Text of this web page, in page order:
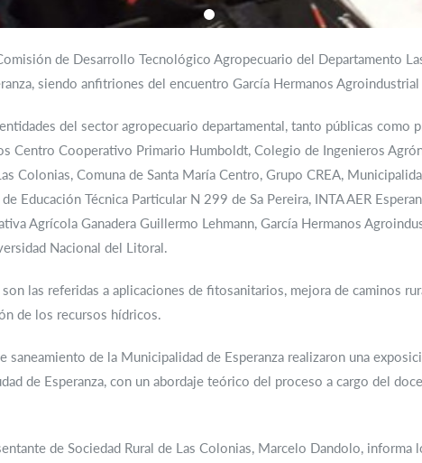
de Desarrollo Tecnológico Agropecuario del Departamento
siendo anfitriones del encuentro García Hermanos Agroindustrial
del sector agropecuario departamental, tanto públicas como
Centro Cooperativo Primario Humboldt, Colegio de Ingenieros
Colonias, Comuna de Santa María Centro, Grupo CREA,
Educación Técnica Particular N 299 de Sa Pereira, INTA AER
Agrícola Ganadera Guillermo Lehmann, García Hermanos
Nacional del Litoral.
las referidas a aplicaciones de fitosanitarios, mejora de caminos
de los recursos hídricos.
saneamiento de la Municipalidad de Esperanza realizaron una
de Esperanza, con un abordaje teórico del proceso a cargo del
de Sociedad Rural de Las Colonias, Marcelo Dandolo, informa